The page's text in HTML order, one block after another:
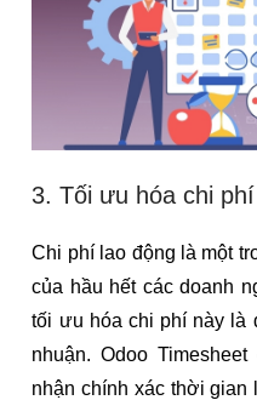
3. Tối ưu hóa chi phí
Chi phí lao động là một
của hầu hết các doanh
tối ưu hóa chi phí này là
nhuận. Odoo
nhận chính xác thời gian